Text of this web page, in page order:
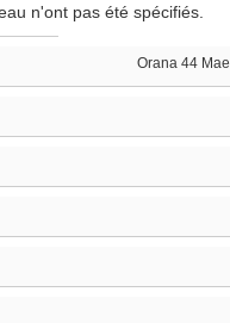
n'ont pas été spécifiés.
Orana 44